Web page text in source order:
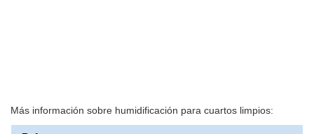
Más información sobre humidificación para cuartos limpios: